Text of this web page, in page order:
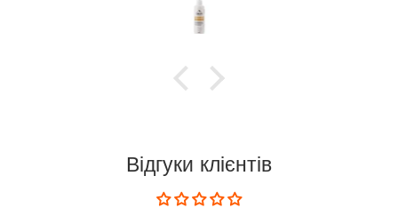
Відгуки клієнтів